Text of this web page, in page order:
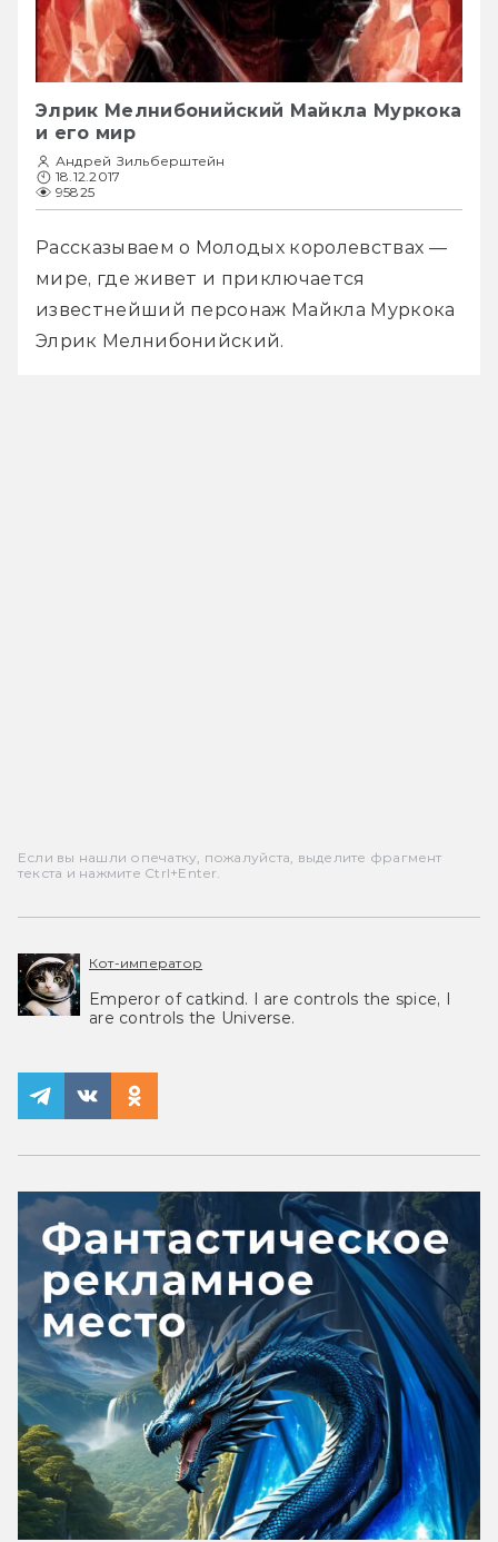
Элрик Мелнибонийский Майкла Муркока
и его мир
Андрей Зильберштейн
18.12.2017
95825
Рассказываем о Молодых королевствах —
мире, где живет и приключается
известнейший персонаж Майкла Муркока
Элрик Мелнибонийский.
Если вы нашли опечатку, пожалуйста, выделите фрагмент
текста и нажмите Ctrl+Enter.
Кот-император
Emperor of catkind. I are controls the spice, I
are controls the Universe.